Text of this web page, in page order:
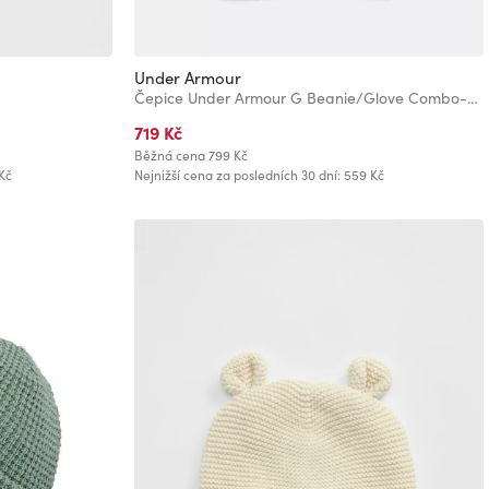
Under Armour
Čepice Under Armour G Beanie/Glove Combo-BLK
719 Kč
Běžná cena799 Kč
Nejnižší cena za posledních 30 dní: 559 Kč